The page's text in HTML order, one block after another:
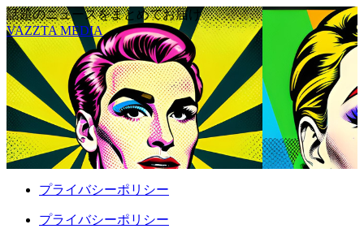
話題のニュースをまとめてお届け
VAZZTA MEDIA
プライバシーポリシー
プライバシーポリシー